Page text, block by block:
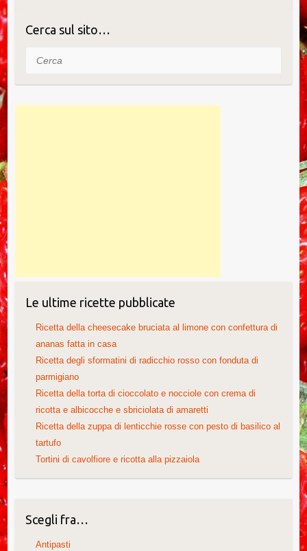
b
o
o
k
st
Cerca sul sito…
Cerca
Le ultime ricette pubblicate
Ricetta della cheesecake bruciata al limone con confettura di
ananas fatta in casa
Ricetta degli sformatini di radicchio rosso con fonduta di
parmigiano
Ricetta della torta di cioccolato e nocciole con crema di
ricotta e albicocche e sbriciolata di amaretti
Ricetta della zuppa di lenticchie rosse con pesto di basilico al
tartufo
Tortini di cavolfiore e ricotta alla pizzaiola
Scegli fra…
Antipasti